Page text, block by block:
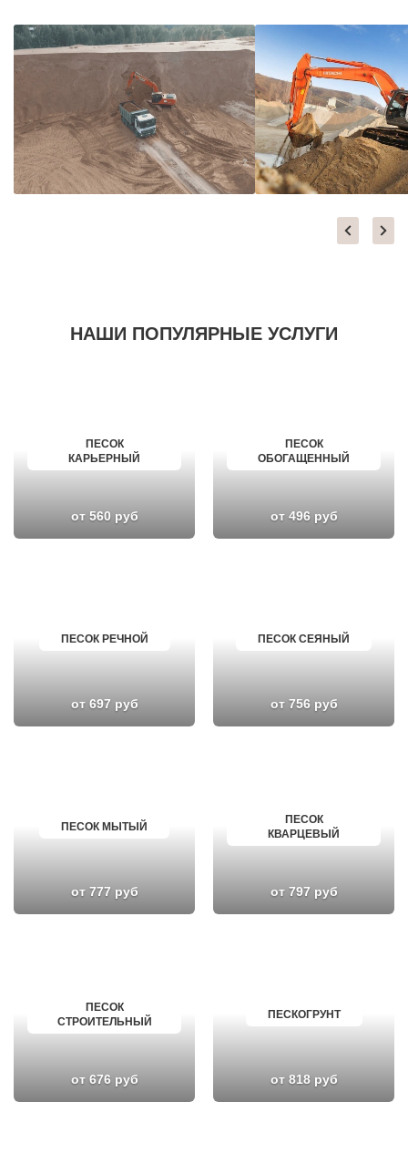
НАШИ ПОПУЛЯРНЫЕ УСЛУГИ
ПЕСОК
КАРЬЕРНЫЙ
от 560 руб
ПЕСОК
ОБОГАЩЕННЫЙ
от 496 руб
ПЕСОК РЕЧНОЙ
от 697 руб
ПЕСОК СЕЯНЫЙ
от 756 руб
ПЕСОК МЫТЫЙ
от 777 руб
ПЕСОК
КВАРЦЕВЫЙ
от 797 руб
ПЕСОК
СТРОИТЕЛЬНЫЙ
от 676 руб
ПЕСКОГРУНТ
от 818 руб